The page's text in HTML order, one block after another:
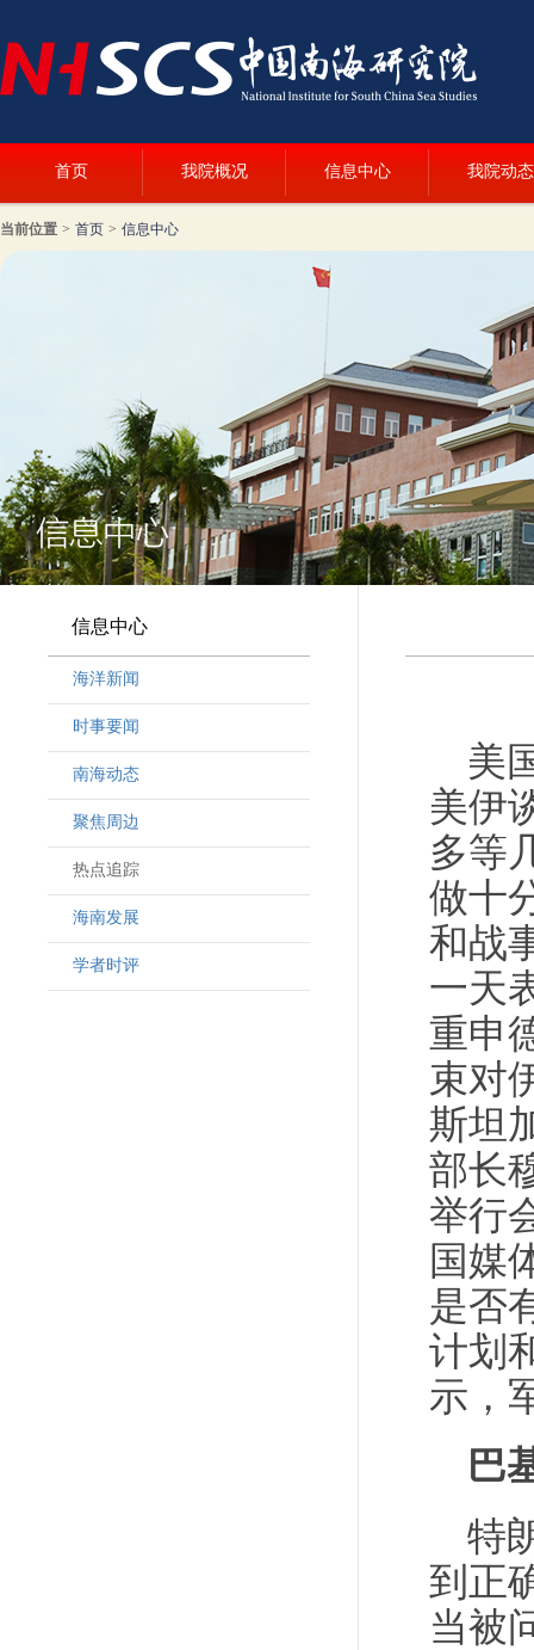
首页 我院概况 信息中心 我院动态
当前位置 > 首页 > 信息中心
信息中心
海洋新闻
时事要闻
南海动态
聚焦周边
热点追踪
海南发展
学者时评
美
美伊
多等
做十
和战
一天
重申
束对
斯坦
部长
举行
国媒
是否
计划
示，
巴
特
到正
当被